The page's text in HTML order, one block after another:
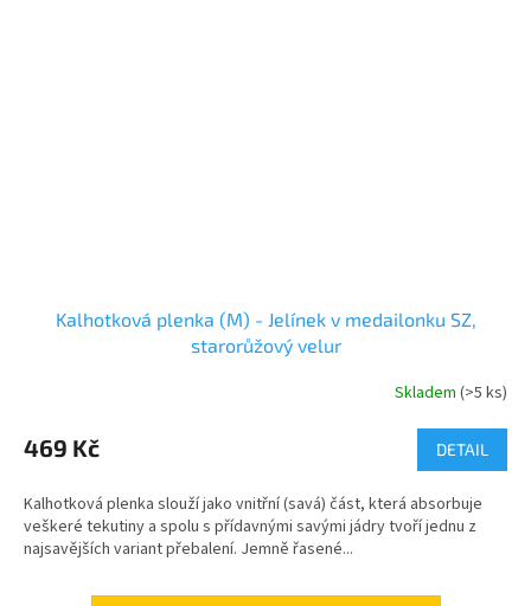
Kalhotková plenka (M) - Jelínek v medailonku SZ,
starorůžový velur
Skladem (>5 ks)
469 Kč DETAIL
Kalhotková plenka slouží jako vnitřní (savá) část, která absorbuje
veškeré tekutiny a spolu s přídavnými savými jádry tvoří jednu z
najsavějších variant přebalení. Jemně řasené...